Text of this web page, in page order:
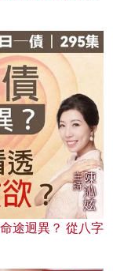
途迥異？ 從八字